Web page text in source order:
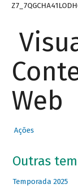
Web
Ações
Outras
Temporada 2025